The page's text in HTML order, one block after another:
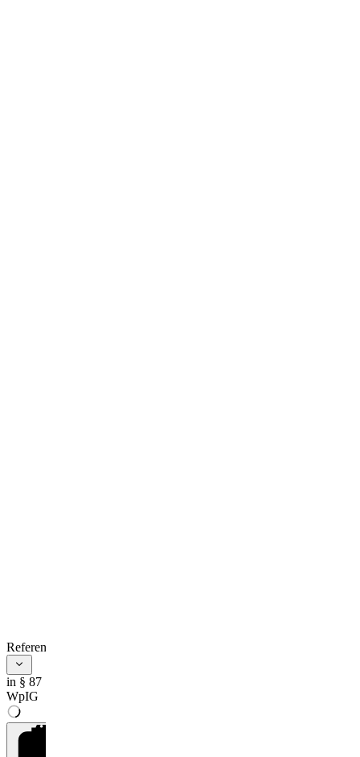
References
in § 87
WpIG